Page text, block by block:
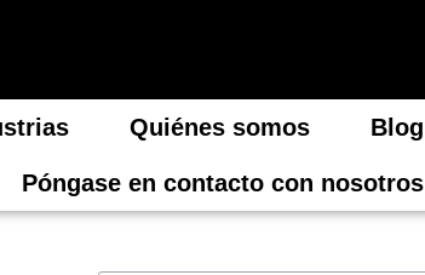
Quiénes somos Blog
Póngase en contacto con nosotros